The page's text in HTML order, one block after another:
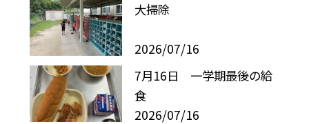
大掃除
2026/07/16
7月16日 一学期最後の給
食
2026/07/16